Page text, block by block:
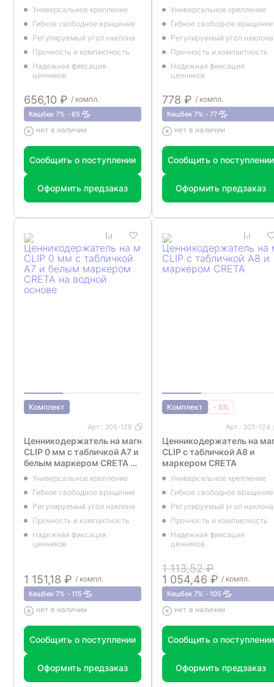
Универсальное крепление
Гибкое свободное вращение
Регулируемый угол наклона
Прочность и компактность
Надежная фиксация
ценников
656,10 ₽ / компл.
Кешбек 7% 65
нет в наличии
Сообщить о поступлении
Оформить предзаказ
Универсальное крепление
Гибкое свободное вращение
Регулируемый угол наклона
Прочность и компактность
Надежная фиксация
ценников
778 ₽ / компл.
Кешбек 7% 77
нет в наличии
Сообщить о поступлении
Оформить предзаказ
Комплект
Арт.: 305-128
Ценникодержатель на магните MAG-
CLIP 0 мм с табличкой A7 и
белым маркером CRETA на
водной основе
Универсальное крепление
Гибкое свободное вращение
Регулируемый угол наклона
Прочность и компактность
Надежная фиксация
ценников
1 151,18 ₽ / компл.
Кешбек 7% 115
нет в наличии
Сообщить о поступлении
Оформить предзаказ
Комплект - 5%
Арт.: 305-124
Ценникодержатель на
CLIP с табличкой A8 и
маркером CRETA
Универсальное крепление
Гибкое свободное вращение
Регулируемый угол наклона
Прочность и компактность
Надежная фиксация
ценников
1 113,52 ₽
1 054,46 ₽ / компл.
Кешбек 7% 105
нет в наличии
Сообщить о поступлении
Оформить предзаказ